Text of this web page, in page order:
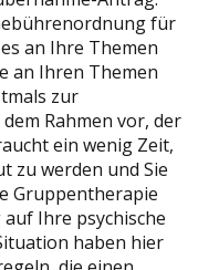
für
an Ihre Themen
an Ihren Themen
zur
Rahmen vor, der
ein wenig Zeit,
zu werden und Sie
Gruppentherapie
Ihre psychische
haben hier